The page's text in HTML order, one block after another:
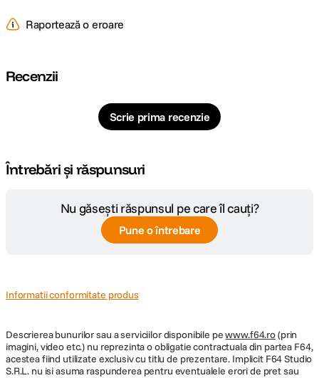
Raportează o eroare
Recenzii
Scrie prima recenzie
Întrebări și răspunsuri
Nu găsești răspunsul pe care îl cauți?
Pune o întrebare
Informatii conformitate produs
Descrierea bunurilor sau a serviciilor disponibile pewww.f64.ro(prin
imagini, video etc.) nu reprezinta o obligatie contractuala din partea F64,
acestea fiind utilizate exclusiv cu titlu de prezentare. Implicit F64 Studio
S.R.L. nu isi asuma raspunderea pentru eventualele erori de pret sau